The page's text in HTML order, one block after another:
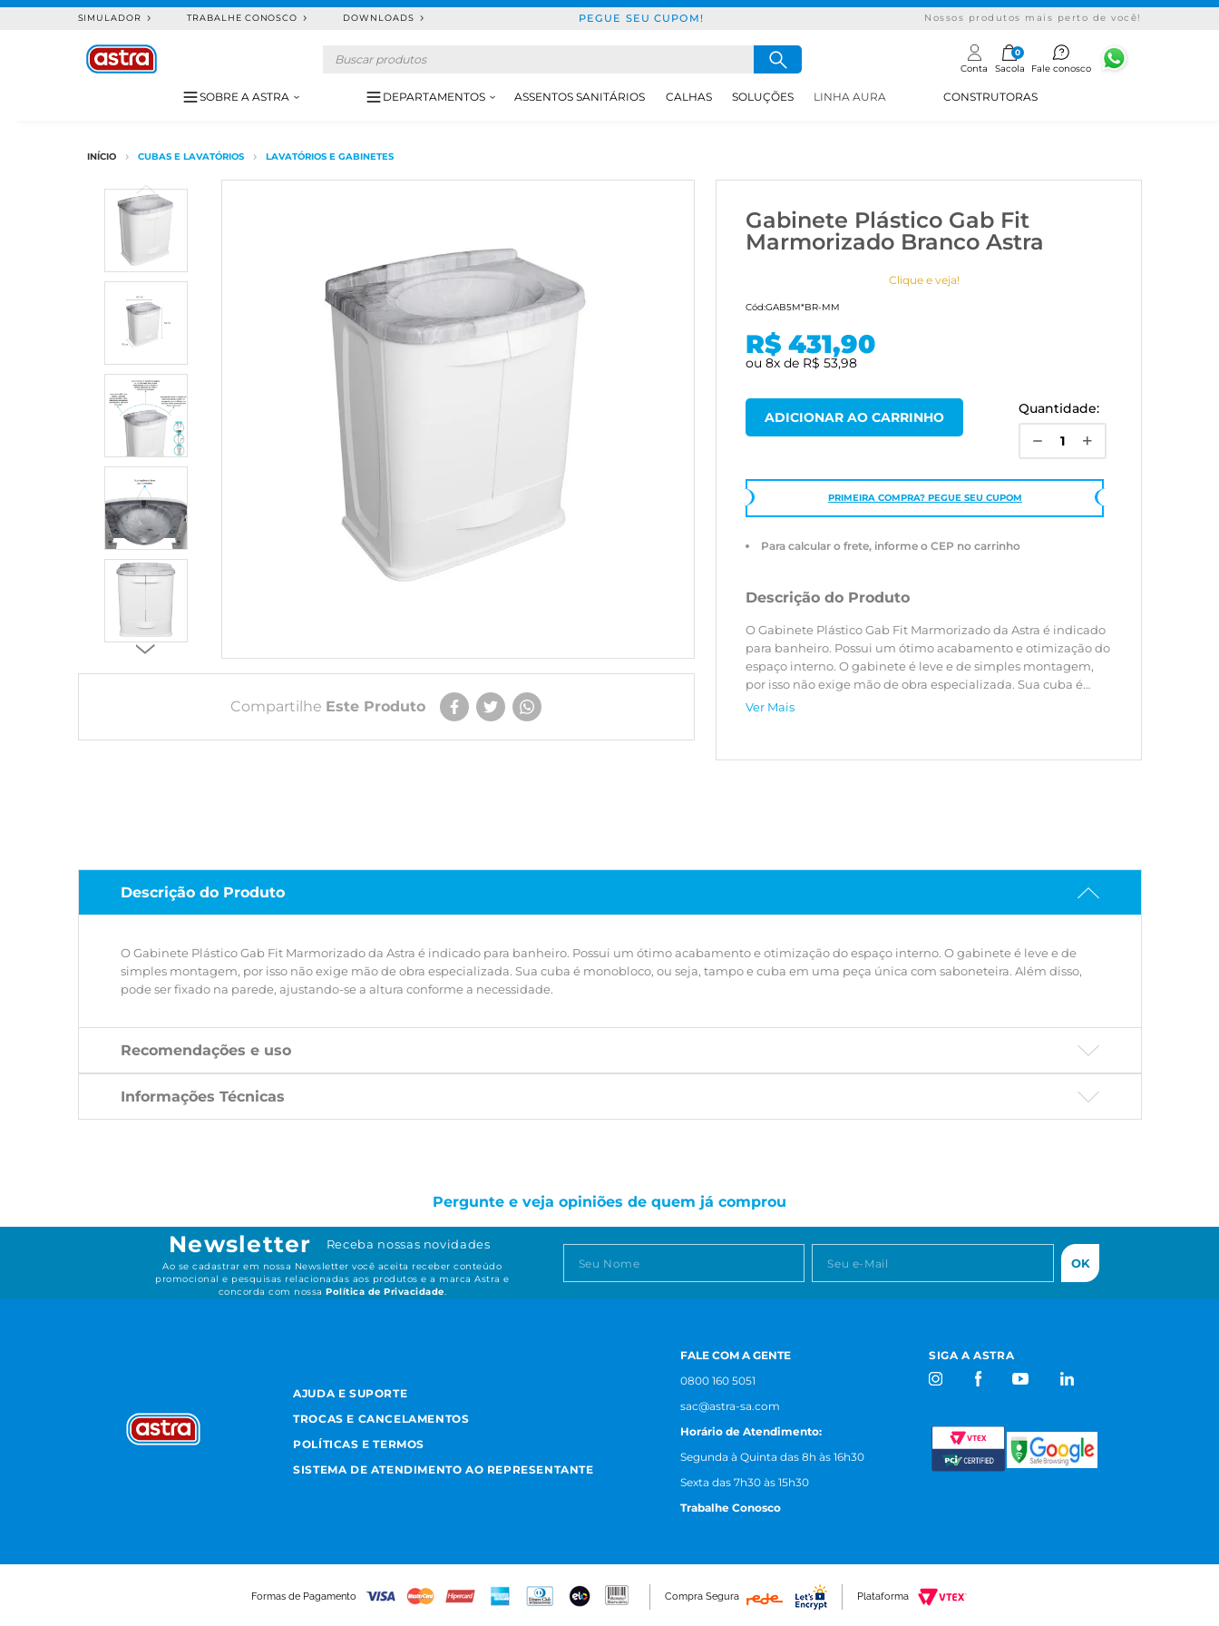
SIMULADOR TRABALHE CONOSCO DOWNLOADS PEGUE SEU CUPOM! Nossos produtos mais perto de você!
SOBRE A ASTRA DEPARTAMENTOS ASSENTOS SANITÁRIOS CALHAS SOLUÇÕES LINHA AURA CONSTRUTORAS
Conta
0
Sacola Fale conosco
CUBAS E LAVATÓRIOS LAVATÓRIOS E GABINETES
Compartilhe Este Produto
Gabinete Plástico Gab Fit
Marmorizado Branco Astra
Clique e veja!
Cód:GAB5M*BR-MM
R$ 431,90
ou8x de R$ 53,98
Quantidade:
PRIMEIRA COMPRA? PEGUE SEU CUPOM
Para calcular o frete, informe o CEP no carrinho
Descrição do Produto
O Gabinete Plástico Gab Fit Marmorizado da Astra é indicado
para banheiro. Possui um ótimo acabamento e otimização do
espaço interno. O gabinete é leve e de simples montagem,
por isso não exige mão de obra especializada. Sua cuba é
monobloco, ou seja, tampo e cuba em uma peça única com
Ver Mais
Descrição do Produto
O Gabinete Plástico Gab Fit Marmorizado da Astra é indicado para banheiro. Possui um ótimo acabamento e otimização do espaço interno. O gabinete é leve e de
simples montagem, por isso não exige mão de obra especializada. Sua cuba é monobloco, ou seja, tampo e cuba em uma peça única com saboneteira. Além disso,
pode ser fixado na parede, ajustando-se a altura conforme a necessidade.
Recomendações e uso
Informações Técnicas
Pergunte e veja opiniões de quem já comprou
Newsletter Receba nossas novidades
Ao se cadastrar em nossa Newsletter você aceita receber conteúdo
promocional e pesquisas relacionadas aos produtos e a marca Astra e
concorda com nossaPolítica de Privacidade.
OK
AJUDA E SUPORTE
TROCAS E CANCELAMENTOS
POLÍTICAS E TERMOS
SISTEMA DE ATENDIMENTO AO REPRESENTANTE
FALE COM A GENTE
0800 160 5051
sac@astra-sa.com
Horário de Atendimento:
Segunda à Quinta das 8h às 16h30
Sexta das 7h30 às 15h30
Trabalhe Conosco
SIGA A ASTRA
Formas de Pagamento Compra Segura Plataforma